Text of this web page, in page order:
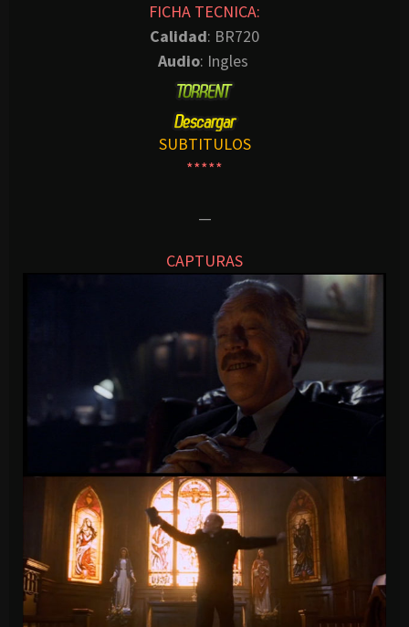
FICHA TECNICA:
Calidad: BR720
Audio: Ingles
SUBTITULOS
*****
—
CAPTURAS